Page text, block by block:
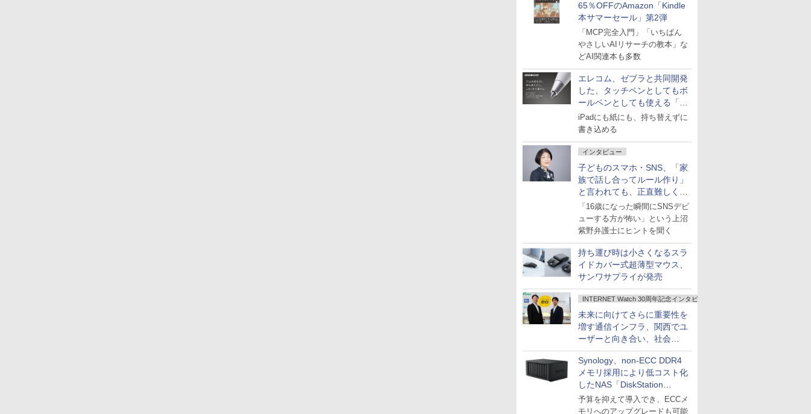
65％OFFのAmazon「Kindle
本サマーセール」第2弾
「MCP完全入門」「いちばん
やさしいAIリサーチの教本」な
どAI関連本も多数
エレコム、ゼブラと共同開発
した、タッチペンとしてもボ
ールペンとしても使える「ス
タイラスツーウェイ」発売
iPadにも紙にも、持ち替えずに
書き込める
インタビュー
子どものスマホ・SNS、「家
族で話し合ってルール作り」
と言われても、正直難しくな
いですか？
「16歳になった瞬間にSNSデビ
ューする方が怖い」という上沼
紫野弁護士にヒントを聞く
持ち運び時は小さくなるスラ
イドカバー式超薄型マウス、
サンワサプライが発売
INTERNET Watch 30周年記念インタビュー
未来に向けてさらに重要性を
増す通信インフラ、関西でユ
ーザーと向き合い、社会
の“あたらしい”を起動し続け
る～オプテージ
Synology、non-ECC DDR4
メモリ採用により低コスト化
したNAS「DiskStation
neo+」シリーズ
予算を抑えて導入でき、ECCメ
モリへのアップグレードも可能